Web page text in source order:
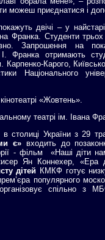
можеш приєднатися і
двічі – у
Франка. Студенти
Запрошення на
Франка отримають
Карпенко-Карого,
Національного
«Жовтень».
театрі ім. Івана
столиці України з 29
є» входить до
- фільм «Наші діти
Ян Коннехер, «Ера
дітей КМКФ готує
популярного
спільно з